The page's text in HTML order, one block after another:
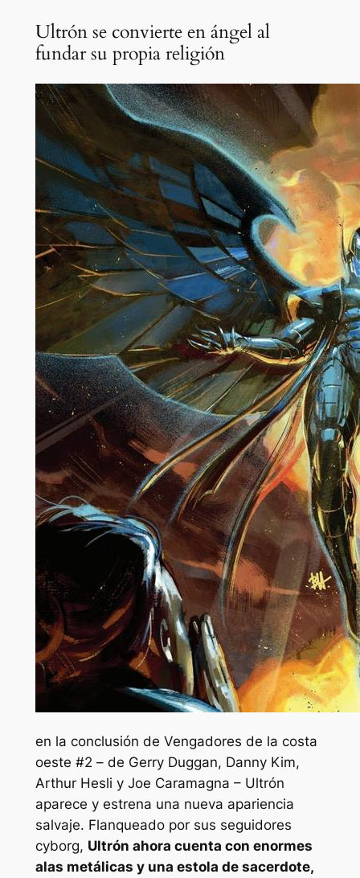
Ultrón se convierte en ángel al
fundar su propia religión
en la conclusión de Vengadores de la costa
oeste #2 – de Gerry Duggan, Danny Kim,
Arthur Hesli y Joe Caramagna – Ultrón
aparece y estrena una nueva apariencia
salvaje. Flanqueado por sus seguidores
cyborg, Ultrón ahora cuenta con enormes
alas metálicas y una estola de sacerdote,